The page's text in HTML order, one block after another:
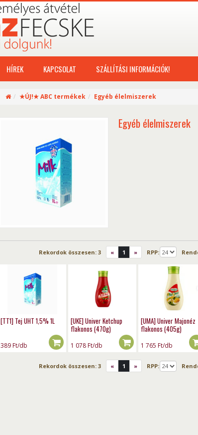
HÍREK KAPCSOLAT SZÁLLÍTÁSI INFORMÁCIÓK!
★ÚJ!★ ABC termékek Egyéb élelmiszerek
Egyéb élelmiszerek
Rekordok összesen: 3 « 1 » RPP:
[TT1] Tej UHT 1,5% 1L
389Ft/db
[UKE] Univer Ketchup
flakonos (470g)
1 078Ft/db
[UMA] Univer Majonéz
flakonos (405g)
1 765 Ft/db
Rekordok összesen: 3 « 1 » RPP: